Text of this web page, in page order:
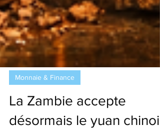
Monnaie & Finance
La Zambie accepte